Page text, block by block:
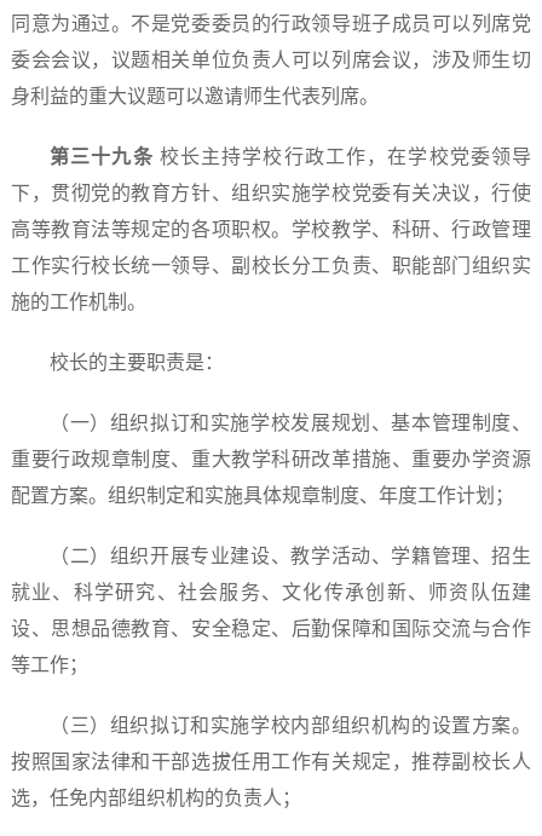
同意为通过。不是党委委员的行政领导班子成员可以列席党
委会会议，议题相关单位负责人可以列席会议，涉及师生切
身利益的重大议题可以邀请师生代表列席。
第三十九条 校长主持学校行政工作，在学校党委领导
下，贯彻党的教育方针、组织实施学校党委有关决议，行使
高等教育法等规定的各项职权。学校教学、科研、行政管理
工作实行校长统一领导、副校长分工负责、职能部门组织实
施的工作机制。
校长的主要职责是：
（一）组织拟订和实施学校发展规划、基本管理制度、
重要行政规章制度、重大教学科研改革措施、重要办学资源
配置方案。组织制定和实施具体规章制度、年度工作计划；
（二）组织开展专业建设、教学活动、学籍管理、招生
就业、科学研究、社会服务、文化传承创新、师资队伍建
设、思想品德教育、安全稳定、后勤保障和国际交流与合作
等工作；
（三）组织拟订和实施学校内部组织机构的设置方案。
按照国家法律和干部选拔任用工作有关规定，推荐副校长人
选，任免内部组织机构的负责人；